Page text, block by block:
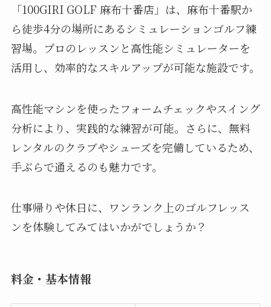
「100GIRI GOLF 麻布十番店」は、麻布十番駅か
ら徒歩4分の場所にあるシミュレーションゴルフ練
習場。プロのレッスンと高性能シミュレーターを
活用し、効率的なスキルアップが可能な施設です。
高性能マシンを使ったフォームチェックやスイング
分析により、実践的な練習が可能。さらに、無料
レンタルのクラブやシューズを完備しているため、
手ぶらで通えるのも魅力です。
仕事帰りや休日に、ワンランク上のゴルフレッス
ンを体験してみてはいかがでしょうか？
料金・基本情報